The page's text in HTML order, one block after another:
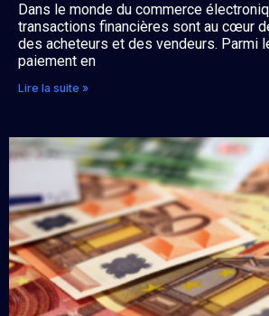
Dans le monde du commerce
transactions financières sont au cœur
des acheteurs et des vendeurs. Parmi
paiement en
Lire la suite »